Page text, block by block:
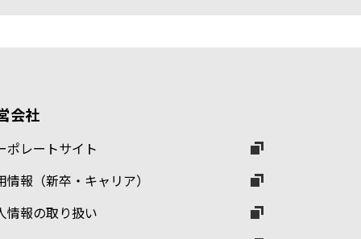
会社
ポレートサイト
情報（新卒・キャリア）
情報の取り扱い